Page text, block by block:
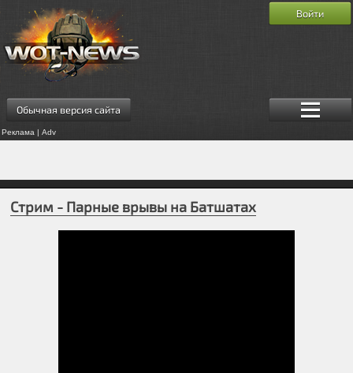
Обычная версия сайта
Реклама | Adv
Войти
Стрим - Парные врывы на Батшатах